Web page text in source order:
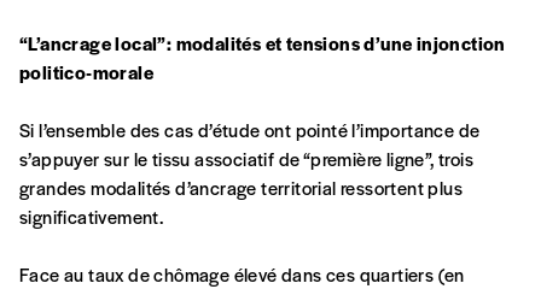
n°
Localité
“L’ancrage local”: modalités et tensions d’une injonction
politico-morale
Si l’ensemble des cas d’étude ont pointé l’importance de
s’appuyer sur le tissu associatif de “première ligne”, trois
grandes modalités d’ancrage territorial ressortent plus
significativement.
Face au taux de chômage élevé dans ces quartiers (en